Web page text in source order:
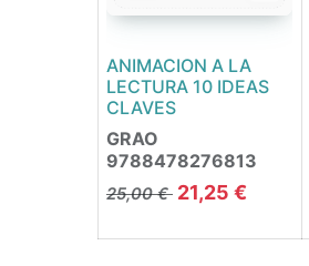
ANIMACION A LA
LECTURA 10 IDEAS
CLAVES
GRAO
9788478276813
25,00€ 21,25 €